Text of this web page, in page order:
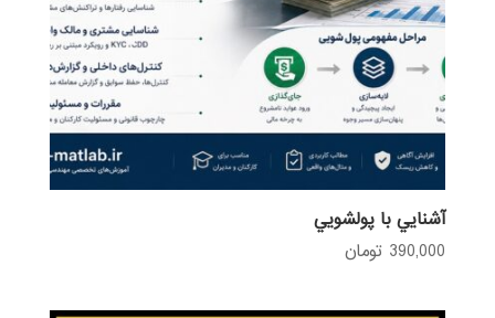
آشنايي با پولشويي
390,000 تومان